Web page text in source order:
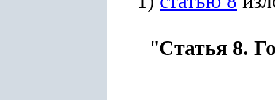
"Статья 8.